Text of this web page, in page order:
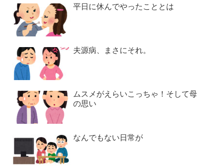
平日に休んでやったこととは
夫源病、まさにそれ。
ムスメがえらいこっちゃ！そして母
の思い
なんでもない日常が